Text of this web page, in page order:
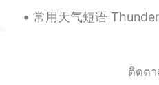
常用天气短语 Thunderstorm~ 暴风雨来了 It's going to
ติดตา